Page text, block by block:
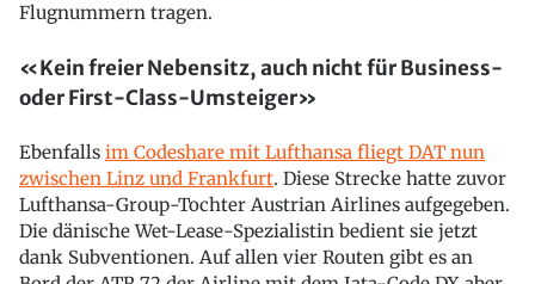
Flugnummern tragen.
«Kein freier Nebensitz, auch nicht für Business-
oder First-Class-Umsteiger»
Ebenfalls im Codeshare mit Lufthansa fliegt DAT nun
zwischen Linz und Frankfurt. Diese Strecke hatte zuvor
Lufthansa-Group-Tochter Austrian Airlines aufgegeben.
Die dänische Wet-Lease-Spezialistin bedient sie jetzt
dank Subventionen. Auf allen vier Routen gibt es an